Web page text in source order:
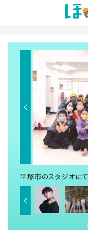
平塚市のスタジオにて